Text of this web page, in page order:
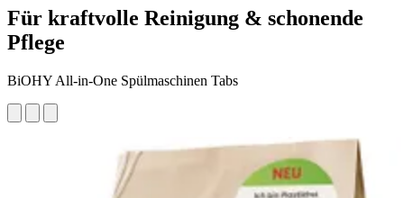
Für kraftvolle Reinigung & schonende
Pflege
BiOHY All-in-One Spülmaschinen Tabs